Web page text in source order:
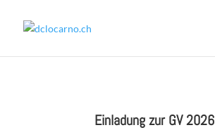
Einladung zur GV 2026